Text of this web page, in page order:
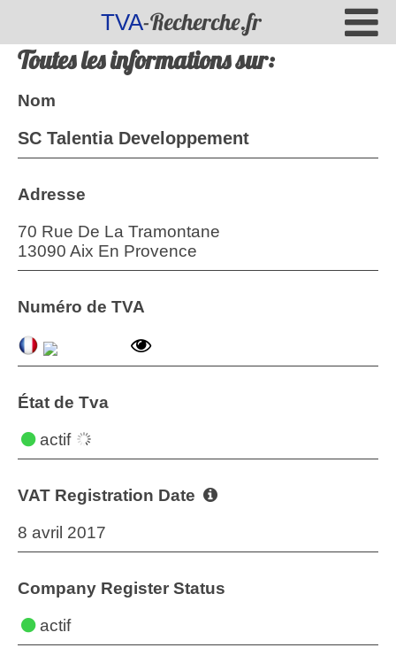
TVA-Recherche.fr
Toutes les informations sur:
Nom
SC Talentia Developpement
Adresse
70 Rue De La Tramontane
13090 Aix En Provence
Numéro de TVA
État de Tva
actif
VAT Registration Date
8 avril 2017
Company Register Status
actif